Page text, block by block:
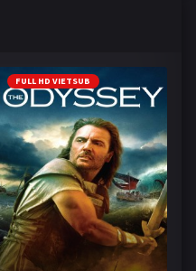
FULL HD VIETSUB